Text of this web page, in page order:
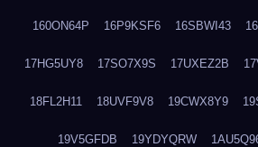
160ON64P 16P9KSF6 16SBWI43
17HG5UY8 17SO7X9S 17UXEZ2B
18FL2H11 18UVF9V8 19CWX8Y9
19V5GFDB 19YDYQRW